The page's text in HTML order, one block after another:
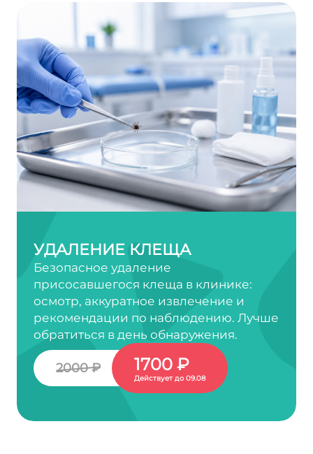
УДАЛЕНИЕ КЛЕЩА
Безопасное удаление
присосавшегося клеща в клинике:
осмотр, аккуратное извлечение и
рекомендации по наблюдению. Лучше
обратиться в день обнаружения.
2000 ₽ 1700 ₽
Действует до 09.08